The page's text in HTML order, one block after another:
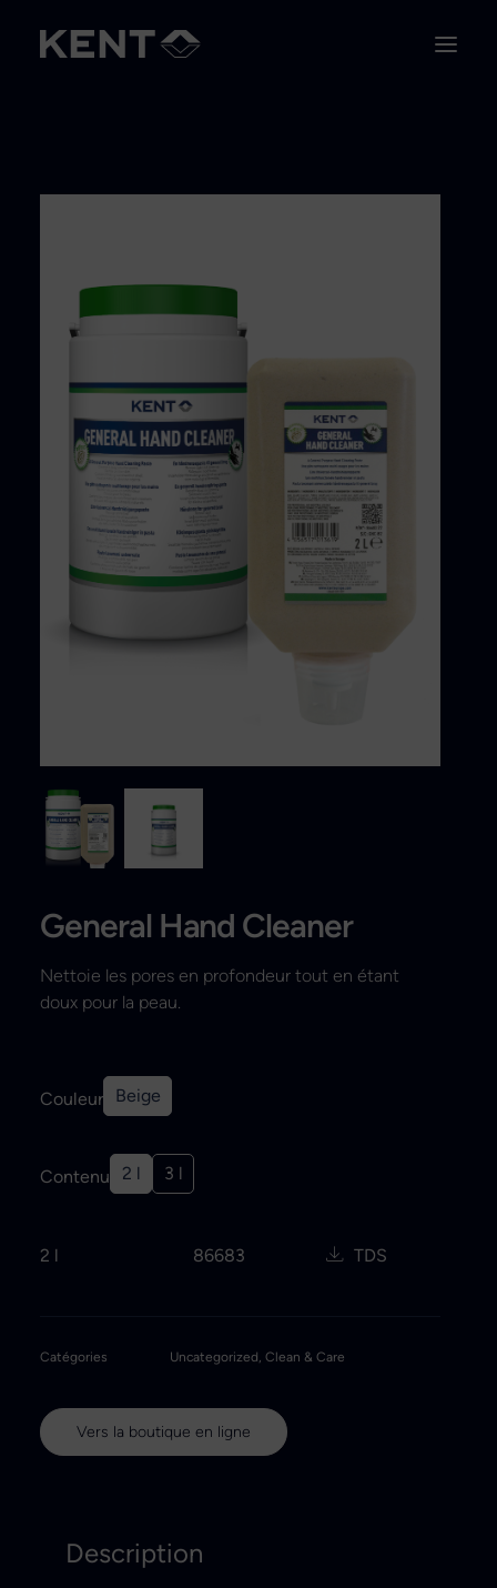
General Hand Cleaner
Nettoie les pores en profondeur tout en étant
doux pour la peau.
Couleur Beige
Contenu 2 l 3 l
2 l 86683 TDS
Catégories Uncategorized, Clean & Care
Vers la boutique en ligne
Description